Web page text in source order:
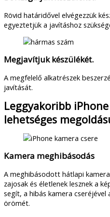
Rövid határidővel elvégezzük
egyeztetjük a javításhoz
Megjavítjuk készülékét.
A megfelelő alkatrészek
javítását.
Leggyakoribb
lehetséges
Kamera meghibásodás
A meghibásodott hátlapi
zajosak és életlenek lesznek a
segít, a hibás kamera
örömét.